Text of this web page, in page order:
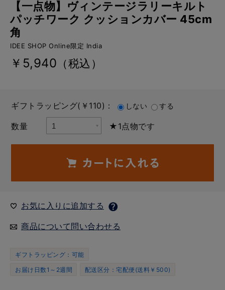
【一点物】ヴィンテージラリーキルト
パッチワーク クッションカバー 45cm
角
IDEE SHOP Online限定 India
￥5,940 （税込）
ギフトラッピング(￥110)： しない する
数量 ★1点物です
お気に入りに追加する
商品について問い合わせる
ギフトラッピング：可能
お届け日数1～2週間
配送区分：宅配便(送料￥500)